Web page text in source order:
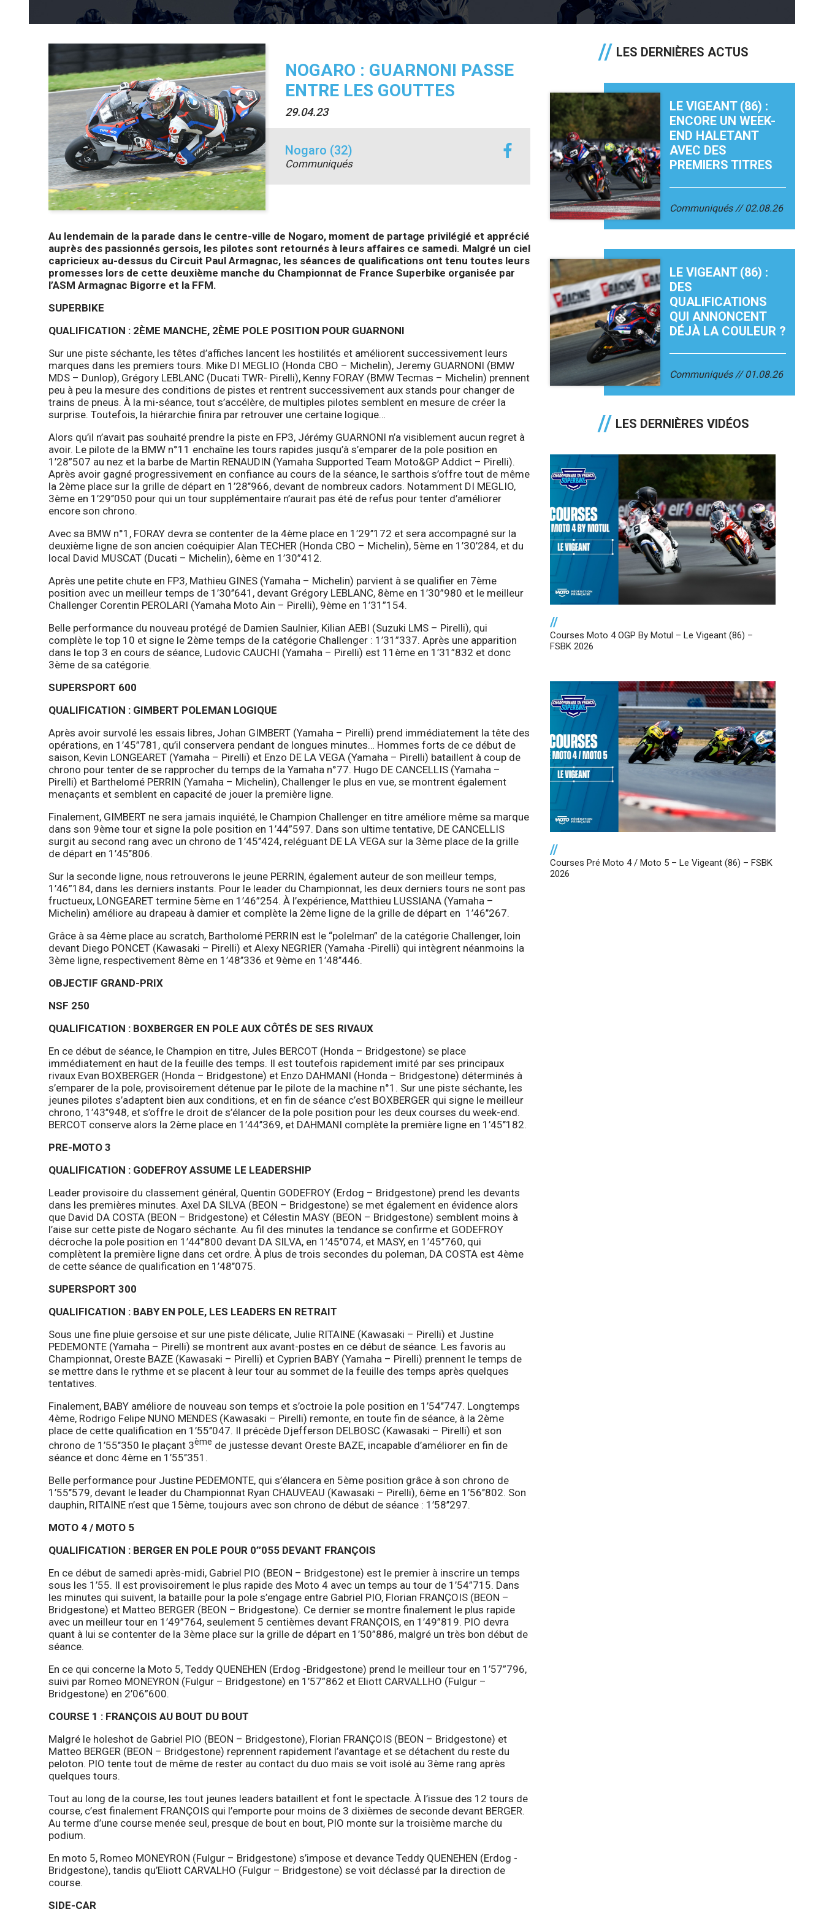
NOGARO : GUARNONI PASSE
ENTRE LES GOUTTES
29.04.23
Nogaro (32)
Communiqués
Au lendemain de la parade dans le centre-ville de Nogaro, moment de partage privilégié et apprécié
auprès des passionnés gersois, les pilotes sont retournés à leurs affaires ce samedi. Malgré un ciel
capricieux au-dessus du Circuit Paul Armagnac, les séances de qualifications ont tenu toutes leurs
promesses lors de cette deuxième manche du Championnat de France Superbike organisée par
l’ASM Armagnac Bigorre et la FFM.
SUPERBIKE
QUALIFICATION : 2ÈME MANCHE, 2ÈME POLE POSITION POUR GUARNONI
Sur une piste séchante, les têtes d’affiches lancent les hostilités et améliorent successivement leurs
marques dans les premiers tours. Mike DI MEGLIO (Honda CBO – Michelin), Jeremy GUARNONI (BMW
MDS – Dunlop), Grégory LEBLANC (Ducati TWR- Pirelli), Kenny FORAY (BMW Tecmas – Michelin) prennent
peu à peu la mesure des conditions de pistes et rentrent successivement aux stands pour changer de
trains de pneus. À la mi-séance, tout s’accélère, de multiples pilotes semblent en mesure de créer la
surprise. Toutefois, la hiérarchie finira par retrouver une certaine logique…
Alors qu’il n’avait pas souhaité prendre la piste en FP3, Jérémy GUARNONI n’a visiblement aucun regret à
avoir. Le pilote de la BMW n°11 enchaîne les tours rapides jusqu’à s’emparer de la pole position en
1’28”507 au nez et la barbe de Martin RENAUDIN (Yamaha Supported Team Moto&GP Addict – Pirelli).
Après avoir gagné progressivement en confiance au cours de la séance, le sarthois s’offre tout de même
la 2ème place sur la grille de départ en 1’28’’966, devant de nombreux cadors. Notamment DI MEGLIO,
3ème en 1’29’’050 pour qui un tour supplémentaire n’aurait pas été de refus pour tenter d’améliorer
encore son chrono.
Avec sa BMW n°1, FORAY devra se contenter de la 4ème place en 1’29’’172 et sera accompagné sur la
deuxième ligne de son ancien coéquipier Alan TECHER (Honda CBO – Michelin), 5ème en 1’30’284, et du
local David MUSCAT (Ducati – Michelin), 6ème en 1’30”412.
Après une petite chute en FP3, Mathieu GINES (Yamaha – Michelin) parvient à se qualifier en 7ème
position avec un meilleur temps de 1’30’’641, devant Grégory LEBLANC, 8ème en 1’30”980 et le meilleur
Challenger Corentin PEROLARI (Yamaha Moto Ain – Pirelli), 9ème en 1’31”154.
Belle performance du nouveau protégé de Damien Saulnier, Kilian AEBI (Suzuki LMS – Pirelli), qui
complète le top 10 et signe le 2ème temps de la catégorie Challenger : 1’31”337. Après une apparition
dans le top 3 en cours de séance, Ludovic CAUCHI (Yamaha – Pirelli) est 11ème en 1’31”832 et donc
3ème de sa catégorie.
SUPERSPORT 600
QUALIFICATION : GIMBERT POLEMAN LOGIQUE
Après avoir survolé les essais libres, Johan GIMBERT (Yamaha – Pirelli) prend immédiatement la tête des
opérations, en 1’45”781, qu’il conservera pendant de longues minutes… Hommes forts de ce début de
saison, Kevin LONGEARET (Yamaha – Pirelli) et Enzo DE LA VEGA (Yamaha – Pirelli) bataillent à coup de
chrono pour tenter de se rapprocher du temps de la Yamaha n°77. Hugo DE CANCELLIS (Yamaha –
Pirelli) et Barthelomé PERRIN (Yamaha – Michelin), Challenger le plus en vue, se montrent également
menaçants et semblent en capacité de jouer la première ligne.
Finalement, GIMBERT ne sera jamais inquiété, le Champion Challenger en titre améliore même sa marque
dans son 9ème tour et signe la pole position en 1’44”597. Dans son ultime tentative, DE CANCELLIS
surgit au second rang avec un chrono de 1’45’’424, reléguant DE LA VEGA sur la 3ème place de la grille
de départ en 1’45’’806.
Sur la seconde ligne, nous retrouverons le jeune PERRIN, également auteur de son meilleur temps,
1’46”184, dans les derniers instants. Pour le leader du Championnat, les deux derniers tours ne sont pas
fructueux, LONGEARET termine 5ème en 1’46”254. À l’expérience, Matthieu LUSSIANA (Yamaha –
Michelin) améliore au drapeau à damier et complète la 2ème ligne de la grille de départ en 1’46’’267.
Grâce à sa 4ème place au scratch, Bartholomé PERRIN est le “polelman” de la catégorie Challenger, loin
devant Diego PONCET (Kawasaki – Pirelli) et Alexy NEGRIER (Yamaha -Pirelli) qui intègrent néanmoins la
3ème ligne, respectivement 8ème en 1’48’’336 et 9ème en 1’48’’446.
OBJECTIF GRAND-PRIX
NSF 250
QUALIFICATION : BOXBERGER EN POLE AUX CÔTÉS DE SES RIVAUX
En ce début de séance, le Champion en titre, Jules BERCOT (Honda – Bridgestone) se place
immédiatement en haut de la feuille des temps. Il est toutefois rapidement imité par ses principaux
rivaux Evan BOXBERGER (Honda – Bridgestone) et Enzo DAHMANI (Honda – Bridgestone) déterminés à
s’emparer de la pole, provisoirement détenue par le pilote de la machine n°1. Sur une piste séchante, les
jeunes pilotes s’adaptent bien aux conditions, et en fin de séance c’est BOXBERGER qui signe le meilleur
chrono, 1’43’’948, et s’offre le droit de s’élancer de la pole position pour les deux courses du week-end.
BERCOT conserve alors la 2ème place en 1’44’’369, et DAHMANI complète la première ligne en 1’45’’182.
PRE-MOTO 3
QUALIFICATION : GODEFROY ASSUME LE LEADERSHIP
Leader provisoire du classement général, Quentin GODEFROY (Erdog – Bridgestone) prend les devants
dans les premières minutes. Axel DA SILVA (BEON – Bridgestone) se met également en évidence alors
que David DA COSTA (BEON – Bridgestone) et Célestin MASY (BEON – Bridgestone) semblent moins à
l’aise sur cette piste de Nogaro séchante. Au fil des minutes la tendance se confirme et GODEFROY
décroche la pole position en 1’44”800 devant DA SILVA, en 1’45’’074, et MASY, en 1’45’’760, qui
complètent la première ligne dans cet ordre. À plus de trois secondes du poleman, DA COSTA est 4ème
de cette séance de qualification en 1’48’’075.
SUPERSPORT 300
QUALIFICATION : BABY EN POLE, LES LEADERS EN RETRAIT
Sous une fine pluie gersoise et sur une piste délicate, Julie RITAINE (Kawasaki – Pirelli) et Justine
PEDEMONTE (Yamaha – Pirelli) se montrent aux avant-postes en ce début de séance. Les favoris au
Championnat, Oreste BAZE (Kawasaki – Pirelli) et Cyprien BABY (Yamaha – Pirelli) prennent le temps de
se mettre dans le rythme et se placent à leur tour au sommet de la feuille des temps après quelques
tentatives.
Finalement, BABY améliore de nouveau son temps et s’octroie la pole position en 1’54’’747. Longtemps
4ème, Rodrigo Felipe NUNO MENDES (Kawasaki – Pirelli) remonte, en toute fin de séance, à la 2ème
place de cette qualification en 1’55’’047. Il précède Djefferson DELBOSC (Kawasaki – Pirelli) et son
chrono de 1’55’’350 le plaçant 3ème de justesse devant Oreste BAZE, incapable d’améliorer en fin de
séance et donc 4ème en 1’55’’351.
Belle performance pour Justine PEDEMONTE, qui s’élancera en 5ème position grâce à son chrono de
1’55’’579, devant le leader du Championnat Ryan CHAUVEAU (Kawasaki – Pirelli), 6ème en 1’56’’802. Son
dauphin, RITAINE n’est que 15ème, toujours avec son chrono de début de séance : 1’58’’297.
MOTO 4 / MOTO 5
QUALIFICATION : BERGER EN POLE POUR 0’’055 DEVANT FRANÇOIS
En ce début de samedi après-midi, Gabriel PIO (BEON – Bridgestone) est le premier à inscrire un temps
sous les 1’55. Il est provisoirement le plus rapide des Moto 4 avec un temps au tour de 1’54”715. Dans
les minutes qui suivent, la bataille pour la pole s’engage entre Gabriel PIO, Florian FRANÇOIS (BEON –
Bridgestone) et Matteo BERGER (BEON – Bridgestone). Ce dernier se montre finalement le plus rapide
avec un meilleur tour en 1’49”764, seulement 5 centièmes devant FRANÇOIS, en 1’49”819. PIO devra
quant à lui se contenter de la 3ème place sur la grille de départ en 1’50”886, malgré un très bon début de
séance.
En ce qui concerne la Moto 5, Teddy QUENEHEN (Erdog -Bridgestone) prend le meilleur tour en 1’57”796,
suivi par Romeo MONEYRON (Fulgur – Bridgestone) en 1’57”862 et Eliott CARVALLHO (Fulgur –
Bridgestone) en 2’06”600.
COURSE 1 : FRANÇOIS AU BOUT DU BOUT
Malgré le holeshot de Gabriel PIO (BEON – Bridgestone), Florian FRANÇOIS (BEON – Bridgestone) et
Matteo BERGER (BEON – Bridgestone) reprennent rapidement l’avantage et se détachent du reste du
peloton. PIO tente tout de même de rester au contact du duo mais se voit isolé au 3ème rang après
quelques tours.
Tout au long de la course, les tout jeunes leaders bataillent et font le spectacle. À l’issue des 12 tours de
course, c’est finalement FRANÇOIS qui l’emporte pour moins de 3 dixièmes de seconde devant BERGER.
Au terme d’une course menée seul, presque de bout en bout, PIO monte sur la troisième marche du
podium.
En moto 5, Romeo MONEYRON (Fulgur – Bridgestone) s’impose et devance Teddy QUENEHEN (Erdog -
Bridgestone), tandis qu’Eliott CARVALHO (Fulgur – Bridgestone) se voit déclassé par la direction de
course.
SIDE-CAR
LES DERNIÈRES ACTUS
LE VIGEANT (86) :
ENCORE UN WEEK-
END HALETANT
AVEC DES
PREMIERS TITRES
Communiqués 02.08.26
LE VIGEANT (86) :
DES
QUALIFICATIONS
QUI ANNONCENT
DÉJÀ LA COULEUR ?
Communiqués 01.08.26
LES DERNIÈRES VIDÉOS
//
Courses Moto 4 OGP By Motul – Le Vigeant (86) –
FSBK 2026
//
Courses Pré Moto 4 / Moto 5 – Le Vigeant (86) – FSBK
2026